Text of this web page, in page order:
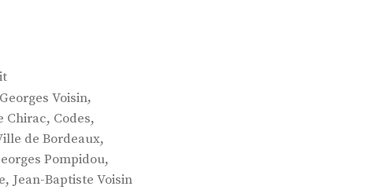
Voisin,
Chirac, Codes,
de Bordeaux,
Pompidou,
, Jean-Baptiste Voisin